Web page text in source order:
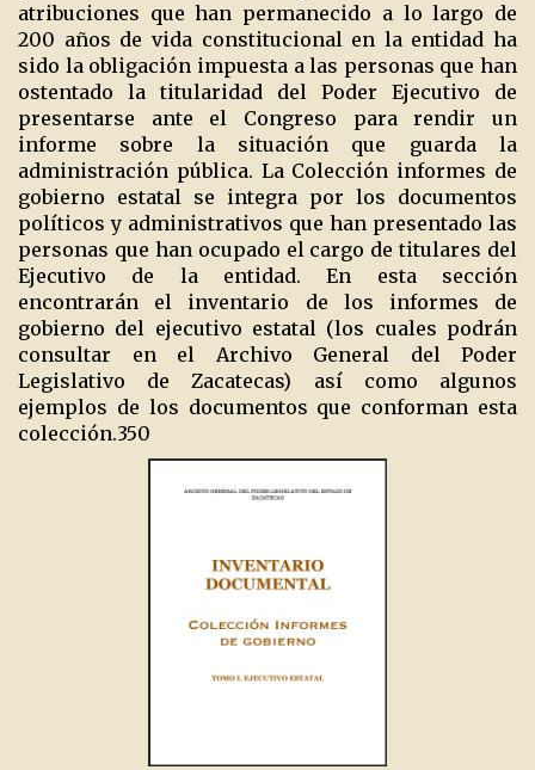
atribuciones que han permanecido a lo largo de
200 años de vida constitucional en la entidad ha
sido la obligación impuesta a las personas que han
ostentado la titularidad del Poder Ejecutivo de
presentarse ante el Congreso para rendir un
informe sobre la situación que guarda la
administración pública. La Colección informes de
gobierno estatal se integra por los documentos
políticos y administrativos que han presentado las
personas que han ocupado el cargo de titulares del
Ejecutivo de la entidad. En esta sección
encontrarán el inventario de los informes de
gobierno del ejecutivo estatal (los cuales podrán
consultar en el Archivo General del Poder
Legislativo de Zacatecas) así como algunos
ejemplos de los documentos que conforman esta
colección.350